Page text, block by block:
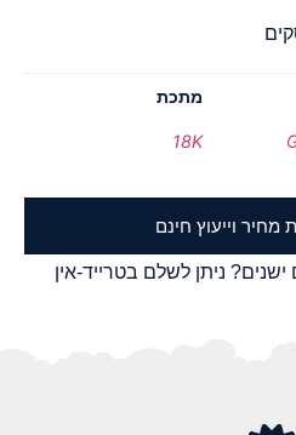
מתכת
18K
וייעוץ חינם
ניתן לשלם בטרייד-אין